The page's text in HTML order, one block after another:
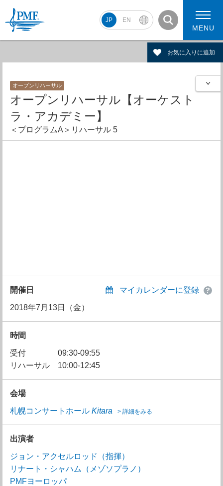
JP EN
PMF2026 スケジュール
PMF2026 アーティスト
MENU
お気に入りに追加
オープンリハーサル
オープンリハーサル【オーケスト
ラ・アカデミー】
＜プログラムA＞リハーサル 5
開催日 マイカレンダーに登録
2018年7月13日（金）
時間
受付
09:30-09:55
リハーサル
10:00-12:45
会場
札幌コンサートホール Kitara > 詳細をみる
出演者
ジョン・アクセルロッド（指揮）
リナート・シャハム（メゾソプラノ）
PMFヨーロッパ